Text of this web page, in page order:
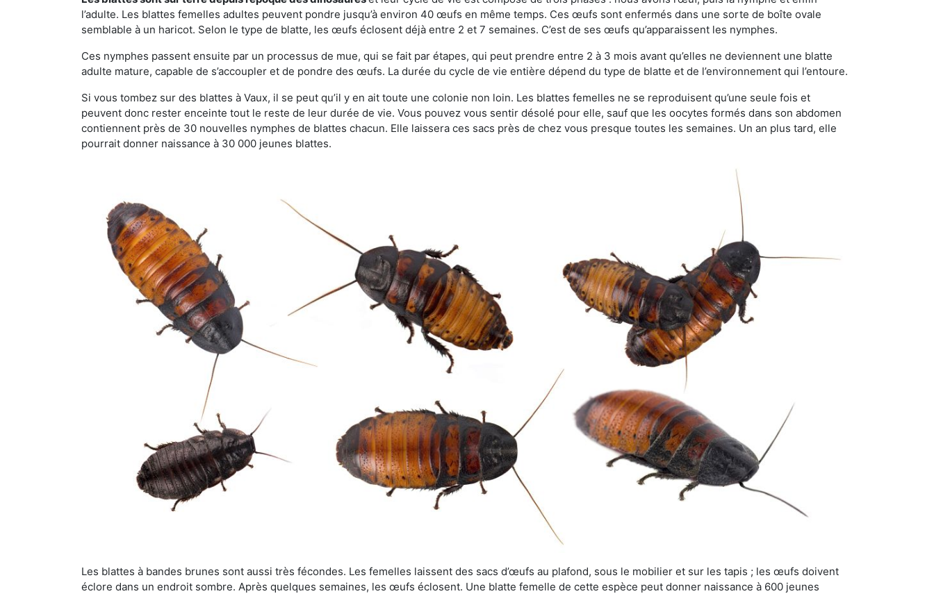
l’adulte. Les blattes femelles adultes peuvent pondre jusqu’à environ 40 œufs en même temps. Ces œufs sont enfermés dans une sorte de boîte ovale
semblable à un haricot. Selon le type de blatte, les œufs éclosent déjà entre 2 et 7 semaines. C’est de ses œufs qu’apparaissent les nymphes.
Ces nymphes passent ensuite par un processus de mue, qui se fait par étapes, qui peut prendre entre 2 à 3 mois avant qu’elles ne deviennent une blatte
adulte mature, capable de s’accoupler et de pondre des œufs. La durée du cycle de vie entière dépend du type de blatte et de l’environnement qui l’entoure.
Si vous tombez sur des blattes à Vaux, il se peut qu’il y en ait toute une colonie non loin. Les blattes femelles ne se reproduisent qu’une seule fois et
peuvent donc rester enceinte tout le reste de leur durée de vie. Vous pouvez vous sentir désolé pour elle, sauf que les oocytes formés dans son abdomen
contiennent près de 30 nouvelles nymphes de blattes chacun. Elle laissera ces sacs près de chez vous presque toutes les semaines. Un an plus tard, elle
pourrait donner naissance à 30 000 jeunes blattes.
Les blattes à bandes brunes sont aussi très fécondes. Les femelles laissent des sacs d’œufs au plafond, sous le mobilier et sur les tapis ; les œufs doivent
éclore dans un endroit sombre. Après quelques semaines, les œufs éclosent. Une blatte femelle de cette espèce peut donner naissance à 600 jeunes